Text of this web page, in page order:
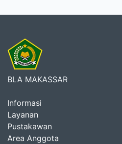
BLA MAKASSAR
Informasi
Layanan
Pustakawan
Area Anggota